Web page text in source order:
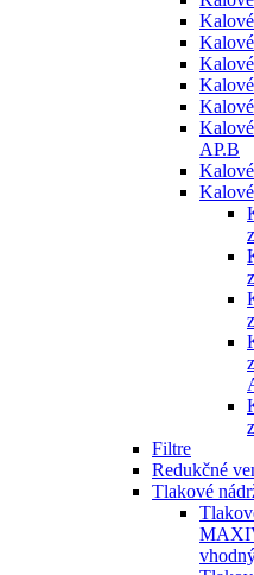
AP.B
Filtre
Redukčné
Tlakové